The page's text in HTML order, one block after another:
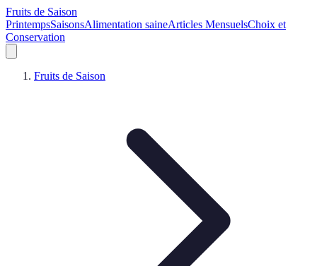
Fruits de Saison
PrintempsSaisonsAlimentation saineArticles MensuelsChoix et
Conservation
Fruits de Saison